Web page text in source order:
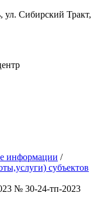
ул. Сибирский Тракт,
информации /
субъектов
№ 30-24-тп-2023